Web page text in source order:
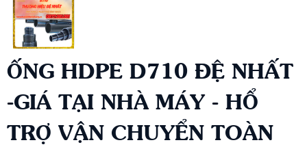
ỐNG HDPE D710 ĐỆ NHẤT
-GIÁ TẠI NHÀ MÁY - HỔ
TRỢ VẬN CHUYỂN TOÀN